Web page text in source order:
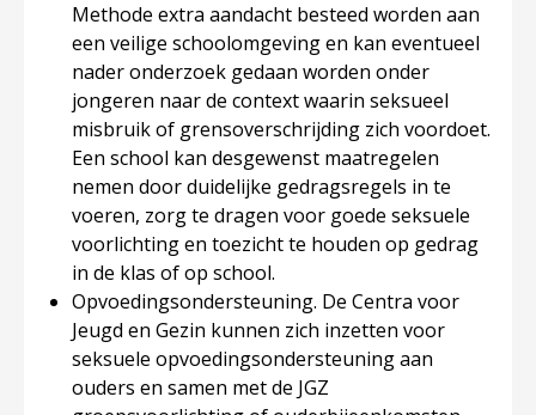
Methode extra aandacht besteed worden aan
een veilige schoolomgeving en kan eventueel
nader onderzoek gedaan worden onder
jongeren naar de context waarin seksueel
misbruik of grensoverschrijding zich voordoet.
Een school kan desgewenst maatregelen
nemen door duidelijke gedragsregels in te
voeren, zorg te dragen voor goede seksuele
voorlichting en toezicht te houden op gedrag
in de klas of op school.
Opvoedingsondersteuning. De Centra voor
Jeugd en Gezin kunnen zich inzetten voor
seksuele opvoedingsondersteuning aan
ouders en samen met de JGZ